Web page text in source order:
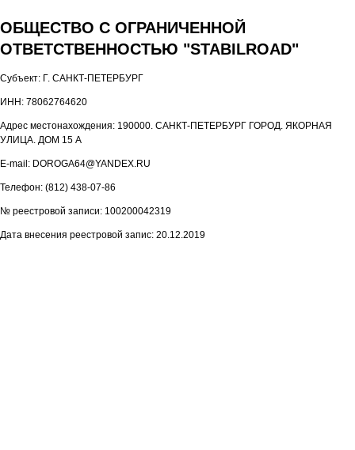
ОБЩЕСТВО С ОГРАНИЧЕННОЙ
ОТВЕТСТВЕННОСТЬЮ "STABILROAD"
Субъект: Г. САНКТ-ПЕТЕРБУРГ
ИНН: 78062764620
Адрес местонахождения: 190000. САНКТ-ПЕТЕРБУРГ ГОРОД. ЯКОРНАЯ
УЛИЦА. ДОМ 15 А
E-mail: DOROGA64@YANDEX.RU
Телефон: (812) 438-07-86
№ реестровой записи: 100200042319
Дата внесения реестровой запис: 20.12.2019